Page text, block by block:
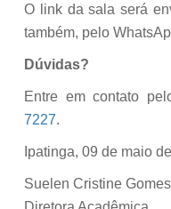
O link da sala será
também, pelo
Dúvidas?
Entre em contato
7227.
Ipatinga, 09 de maio
Suelen Cristine Gomes